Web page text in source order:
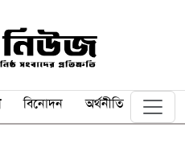
বিনোদন অর্থনীতি